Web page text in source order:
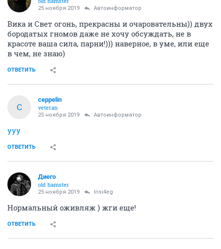
25 ноября 2019 Автоинформатор
Вика и Свет огонь, прекрасны и очаровательны)) двух
бородатых гномов даже не хочу обсуждать, не в
красоте ваша сила, парни!))) наверное, в уме, или еще
в чем, не знаю)
ОТВЕТИТЬ
C
ceppelin
veteran
25 ноября 2019 Автоинформатор
yyy
ОТВЕТИТЬ
Диего
old hamster
25 ноября 2019 Irisi4eg
Нормальный оживляж ) жги еще!
ОТВЕТИТЬ